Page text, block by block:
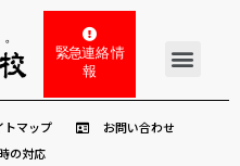
緊急連絡 情
報
マップ
お問い合わせ
の対応